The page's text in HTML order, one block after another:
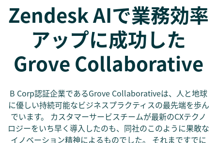
Zendesk AIで業務効率
アップに成功した
Grove Collaborative
B Corp認証企業であるGrove Collaborativeは、人と地球
に優しい持続可能なビジネスプラクティスの最先端を歩ん
でいます。 カスタマーサービスチームが最新のCXテクノ
ロジーをいち早く導入したのも、同社のこのように果敢な
イノベーション精神によるものでした。 それまですでに